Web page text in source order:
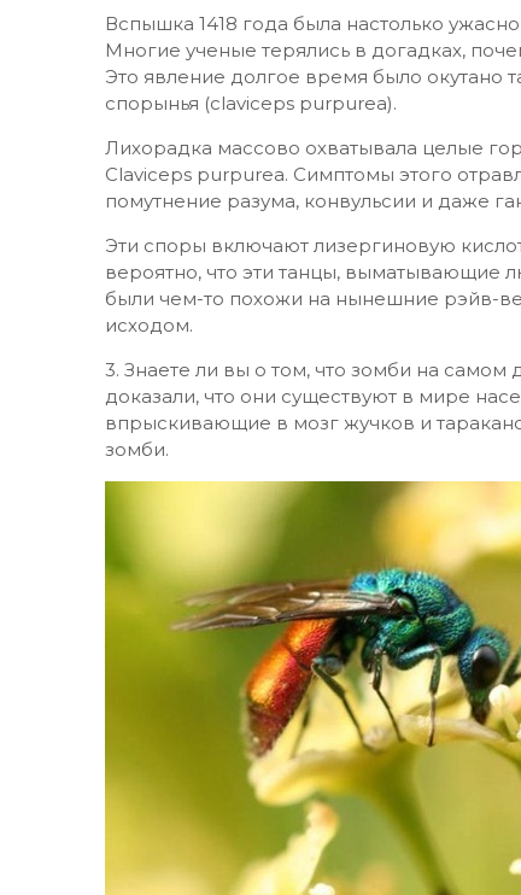
Вспышка 1418 года была настолько
Многие ученые терялись в догадках,
Это явление долгое время было окутано
спорынья (claviceps purpurea).
Лихорадка массово охватывала целые
Claviceps purpurea. Симптомы этого
помутнение разума, конвульсии и даже
Эти споры включают лизергиновую
вероятно, что эти танцы,
были чем-то похожи на нынешние рэйв-
исходом.
3. Знаете ли вы о том, что зомби на
доказали, что они существуют в мире
впрыскивающие в мозг жучков и
зомби.